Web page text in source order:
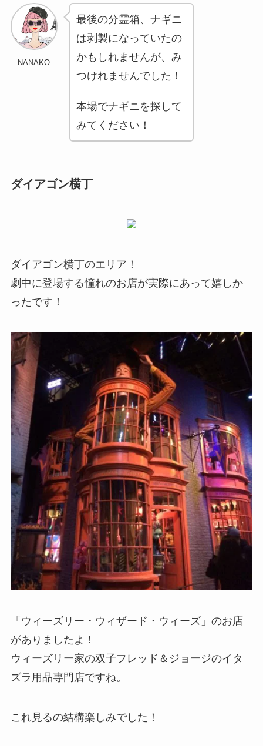
NANAKO
最後の分霊箱、ナギニ
は剥製になっていたの
かもしれませんが、み
つけれませんでした！
本場でナギニを探して
みてください！
ダイアゴン横丁
ダイアゴン横丁のエリア！
劇中に登場する憧れのお店が実際にあって嬉しか
ったです！
「ウィーズリー・ウィザード・ウィーズ」のお店
がありましたよ！
ウィーズリー家の双子フレッド＆ジョージのイタ
ズラ用品専門店ですね。
これ見るの結構楽しみでした！